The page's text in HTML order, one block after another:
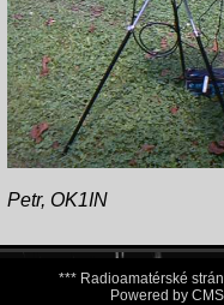
Petr, OK1IN
*** Radioamatérské
Powered by